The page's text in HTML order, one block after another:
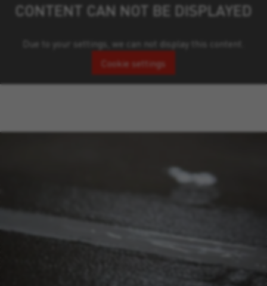
CONTENT CAN NOT BE DISPLAYED
Due to your settings, we can not display this content.
Cookie settings